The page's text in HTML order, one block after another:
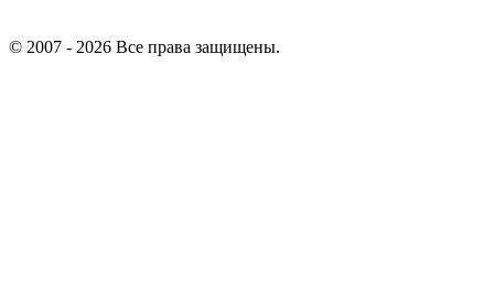
© 2007 - 2026 Все права защищены.